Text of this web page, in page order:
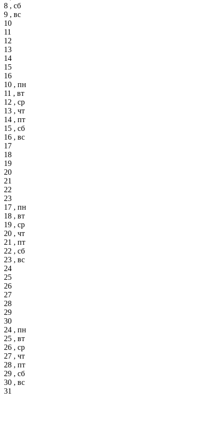
8 , сб
9 , вс
10
11
12
13
14
15
16
10 , пн
11 , вт
12 , ср
13 , чт
14 , пт
15 , сб
16 , вс
17
18
19
20
21
22
23
17 , пн
18 , вт
19 , ср
20 , чт
21 , пт
22 , сб
23 , вс
24
25
26
27
28
29
30
24 , пн
25 , вт
26 , ср
27 , чт
28 , пт
29 , сб
30 , вс
31